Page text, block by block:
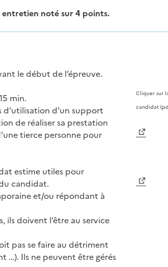
noté sur 4 points.
le début de l’épreuve.
min.
d’utilisation d’un support
de réaliser sa prestation
tierce personne pour
estime utiles pour
candidat.
et/ou répondant à
ils doivent l’être au service
pas se faire au détriment
…). Ils ne peuvent être gérés
Cliquer sur
candidat